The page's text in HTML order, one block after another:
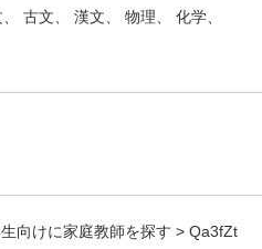
古文、 漢文、 物理、 化学、
向けに家庭教師を探す > Qa3fZt